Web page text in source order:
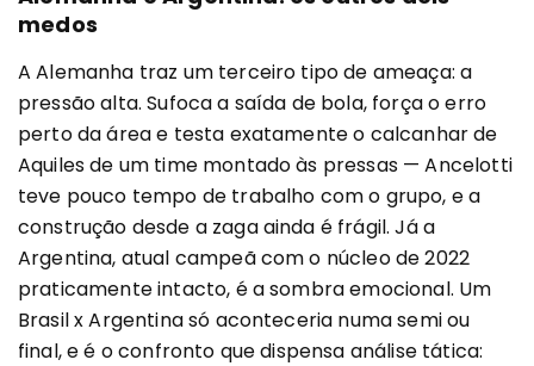
medos
A Alemanha traz um terceiro tipo de ameaça: a
pressão alta. Sufoca a saída de bola, força o erro
perto da área e testa exatamente o calcanhar de
Aquiles de um time montado às pressas — Ancelotti
teve pouco tempo de trabalho com o grupo, e a
construção desde a zaga ainda é frágil. Já a
Argentina, atual campeã com o núcleo de 2022
praticamente intacto, é a sombra emocional. Um
Brasil x Argentina só aconteceria numa semi ou
final, e é o confronto que dispensa análise tática: